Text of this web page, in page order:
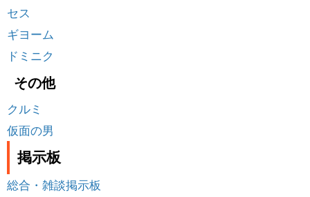
セス
ギヨーム
ドミニク
その他
クルミ
仮面の男
掲示板
総合・雑談掲示板